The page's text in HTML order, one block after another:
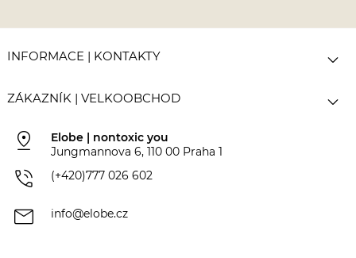
INFORMACE | KONTAKTY 
ZÁKAZNÍK | VELKOOBCHOD 
pin_drop
Elobe | nontoxic you
Jungmannova 6, 110 00 Praha 1
phone_in_talk (+420)777 026 602
mail info@elobe.cz